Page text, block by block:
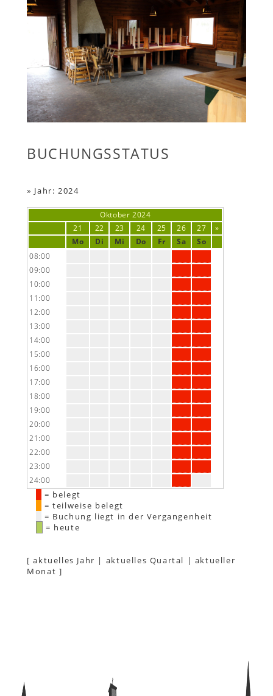
BUCHUNGSSTATUS
» Jahr: 2024
Oktober 2024
21
22 23 24 25 26 27
»
Mo
Di Mi Do Fr Sa
So
08:00
09:00
10:00
11:00
12:00
13:00
14:00
15:00
16:00
17:00
18:00
19:00
20:00
21:00
22:00
23:00
24:00
= belegt
= teilweise belegt
= Buchung liegt in der Vergangenheit
= heute
[aktuelles Jahr | aktuelles Quartal | aktueller
Monat ]